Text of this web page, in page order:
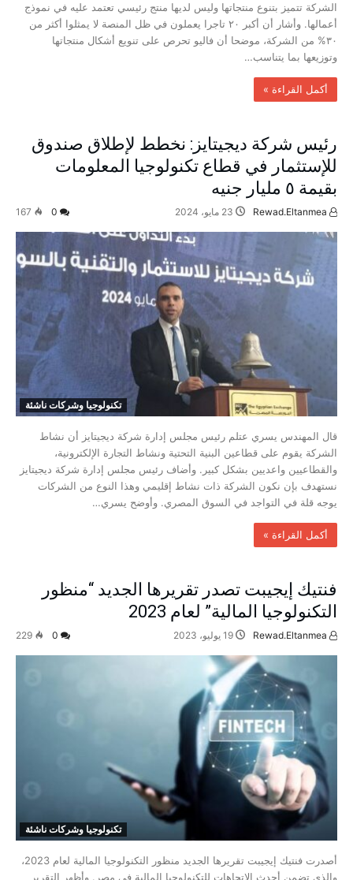
الشركة تتميز بتنوع منتجاتها وليس لديها منتج رئيسي تعتمد عليه في نموذج
أعمالها. وأشار أن أكبر ٢٠ تاجرا يعملون في ظل المنصة لا يمثلوا أكثر من
٣٠% من الشركة، موضحا أن فاليو تحرص على تنويع أشكال منتجاتها
وتوزيعها بما يتناسب…
‫أكمل القراءة »‬
رئيس شركة ديجيتايز: نخطط لإطلاق صندوق
للإستثمار في قطاع تكنولوجيا المعلومات
بقيمة ٥ مليار جنيه
23 مايو، 2024 167
تكنولوجيا وشركات ناشئة
قال المهندس يسري عتلم رئيس مجلس إدارة شركة ديجيتايز أن نشاط
الشركة يقوم على قطاعين البنية التحتية ونشاط التجارة الإلكترونية،
والقطاعيين واعديين بشكل كبير. وأضاف رئيس مجلس إدارة شركة ديجيتايز
نستهدف بإن نكون الشركة ذات نشاط إقليمي وهذا النوع من الشركات
يوجه قلة في التواجد في السوق المصري. وأوضح يسري…
‫أكمل القراءة »‬
فنتيك إيجيبت تصدر تقريرها الجديد “منظور
التكنولوجيا المالية” لعام 2023
19 يوليو، 2023 229
تكنولوجيا وشركات ناشئة
أصدرت فنتيك إيجيبت تقريرها الجديد منظور التكنولوجيا المالية لعام 2023،
والذي تضمن أحدث الاتجاهات للتكنولوجيا المالية في مصر. وأظهر التقرير